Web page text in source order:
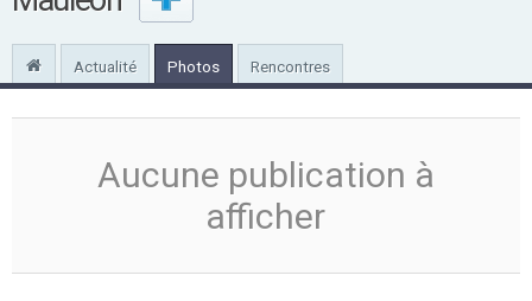
Actualité Photos Rencontres
Aucune publication à
afficher